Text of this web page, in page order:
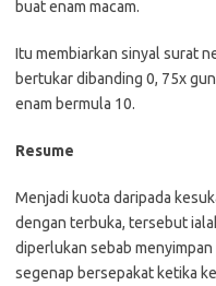
buat enam macam.
Itu membiarkan sinyal surat
bertukar dibanding 0, 75x
enam bermula 10.
Resume
Menjadi kuota daripada
dengan terbuka, tersebut
diperlukan sebab
segenap bersepakat ketika